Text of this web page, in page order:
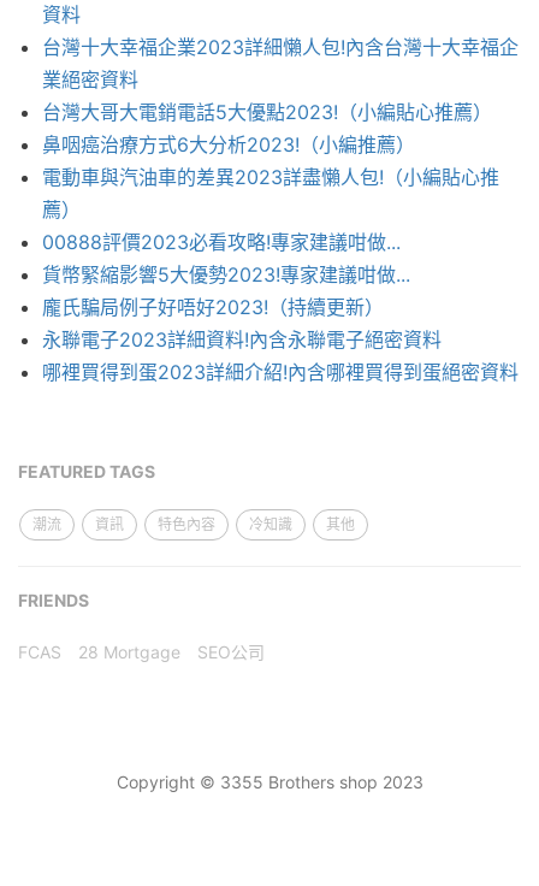
資料
台灣十大幸福企業2023詳細懶人包!內含台灣十大幸福企
業絕密資料
台灣大哥大電銷電話5大優點2023!（小編貼心推薦）
鼻咽癌治療方式6大分析2023!（小編推薦）
電動車與汽油車的差異2023詳盡懶人包!（小編貼心推
薦）
00888評價2023必看攻略!專家建議咁做...
貨幣緊縮影響5大優勢2023!專家建議咁做...
龐氏騙局例子好唔好2023!（持續更新）
永聯電子2023詳細資料!內含永聯電子絕密資料
哪裡買得到蛋2023詳細介紹!內含哪裡買得到蛋絕密資料
FEATURED TAGS
潮流 資訊 特色內容 冷知識 其他
FRIENDS
FCAS 28 Mortgage SEO公司
Copyright © 3355 Brothers shop 2023